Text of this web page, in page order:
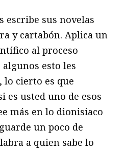
escribe sus novelas
y cartabón. Aplica un
al proceso
esto les
lo cierto es que
es usted uno de esos
más en lo dionisiaco
un poco de
a quien sabe lo